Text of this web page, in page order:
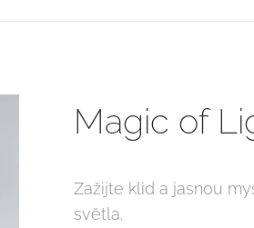
Magic of
Zažijte klid a jasnou
světla.